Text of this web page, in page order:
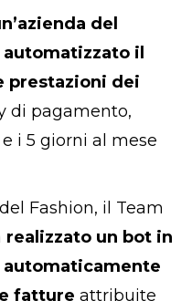
del
il
prestazioni dei
di pagamento,
i 5 giorni al mese
Fashion, il Team
realizzato un bot in
fatture attribuite